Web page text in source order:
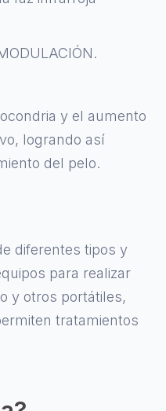
y el aumento
logrando así
del pelo.
diferentes tipos y
para realizar
y otros portátiles,
tratamientos